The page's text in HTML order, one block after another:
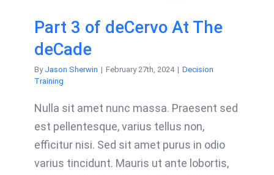
Part 3 of deCervo At The
deCade
By Jason Sherwin | February 27th, 2024 | Decision
Training
Nulla sit amet nunc massa. Praesent sed
est pellentesque, varius tellus non,
efficitur nisi. Sed sit amet purus in odio
varius tincidunt. Mauris ut ante lobortis,